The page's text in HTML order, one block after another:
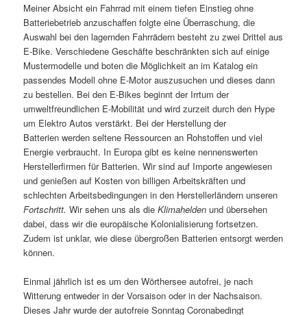
Meiner Absicht ein Fahrrad mit einem tiefen Einstieg ohne
Batteriebetrieb anzuschaffen folgte eine Überraschung, die
Auswahl bei den lagernden Fahrrädern besteht zu zwei Drittel aus
E-Bike. Verschiedene Geschäfte beschränkten sich auf einige
Mustermodelle und boten die Möglichkeit an im Katalog ein
passendes Modell ohne E-Motor auszusuchen und dieses dann
zu bestellen. Bei den E-Bikes beginnt der Irrtum der
umweltfreundlichen E-Mobilität und wird zurzeit durch den Hype
um Elektro Autos verstärkt. Bei der Herstellung der
Batterien werden seltene Ressourcen an Rohstoffen und viel
Energie verbraucht. In Europa gibt es keine nennenswerten
Herstellerfirmen für Batterien. Wir sind auf Importe angewiesen
und genießen auf Kosten von billigen Arbeitskräften und
schlechten Arbeitsbedingungen in den Herstellerländern unseren
Fortschritt. Wir sehen uns als dieKlimahelden und übersehen
dabei, dass wir die europäische Kolonialisierung fortsetzen.
Zudem ist unklar, wie diese übergroßen Batterien entsorgt werden
können.
Einmal jährlich ist es um den Wörthersee autofrei, je nach
Witterung entweder in der Vorsaison oder in der Nachsaison.
Dieses Jahr wurde der autofreie Sonntag Coronabedingt